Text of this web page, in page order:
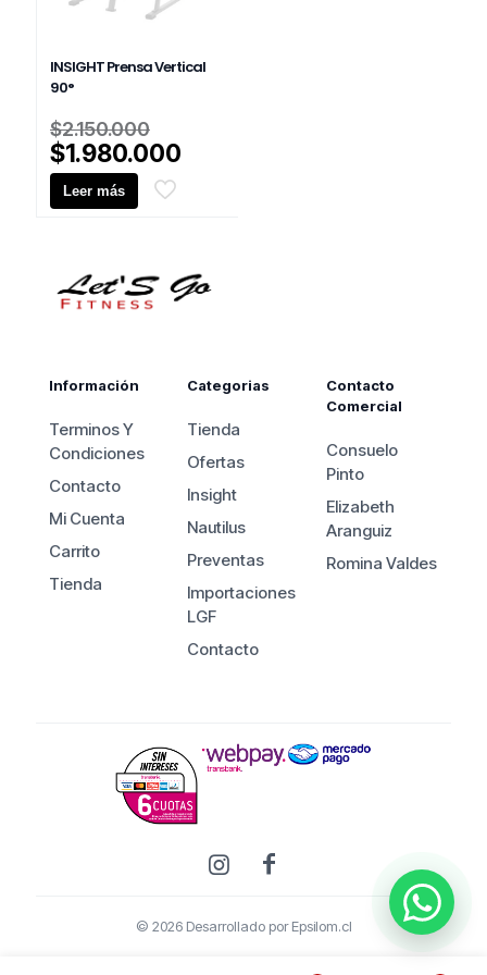
INSIGHT Prensa Vertical
90°
$2.150.000
precio
original
era:
$1.980.000
Leer más
Información
Terminos Y
Condiciones
Contacto
Mi Cuenta
Carrito
Tienda
Categorias
Tienda
Ofertas
Insight
Nautilus
Preventas
Importaciones
LGF
Contacto
Contacto
Comercial
Consuelo
Pinto
Elizabeth
Aranguiz
Romina Valdes
© 2026 Desarrollado porEpsilom.cl